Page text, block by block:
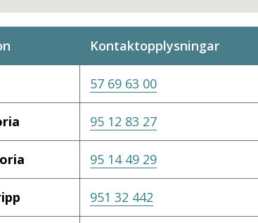
Kontaktopplysningar
57 69 63 00
95 12 83 27
95 14 49 29
951 32 442